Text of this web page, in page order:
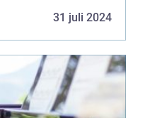
31 juli 2024